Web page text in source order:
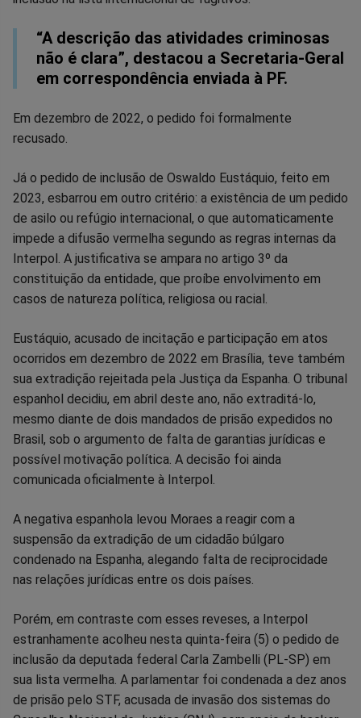
“A descrição das atividades criminosas
não é clara”, destacou a Secretaria-Geral
em correspondência enviada à PF.
Em dezembro de 2022, o pedido foi formalmente
recusado.
Já o pedido de inclusão de Oswaldo Eustáquio, feito em
2023, esbarrou em outro critério: a existência de um pedido
de asilo ou refúgio internacional, o que automaticamente
impede a difusão vermelha segundo as regras internas da
Interpol. A justificativa se ampara no artigo 3º da
constituição da entidade, que proíbe envolvimento em
casos de natureza política, religiosa ou racial.
Eustáquio, acusado de incitação e participação em atos
ocorridos em dezembro de 2022 em Brasília, teve também
sua extradição rejeitada pela Justiça da Espanha. O tribunal
espanhol decidiu, em abril deste ano, não extraditá-lo,
mesmo diante de dois mandados de prisão expedidos no
Brasil, sob o argumento de falta de garantias jurídicas e
possível motivação política. A decisão foi ainda
comunicada oficialmente à Interpol.
A negativa espanhola levou Moraes a reagir com a
suspensão da extradição de um cidadão búlgaro
condenado na Espanha, alegando falta de reciprocidade
nas relações jurídicas entre os dois países.
Porém, em contraste com esses reveses, a Interpol
estranhamente acolheu nesta quinta-feira (5) o pedido de
inclusão da deputada federal Carla Zambelli (PL-SP) em
sua lista vermelha. A parlamentar foi condenada a dez anos
de prisão pelo STF, acusada de invasão dos sistemas do